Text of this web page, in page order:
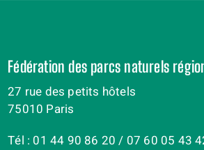
Fédération des parcs naturels
27 rue des petits hôtels
75010 Paris
Tél : 01 44 90 86 20 / 07 60 05 43